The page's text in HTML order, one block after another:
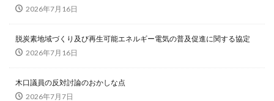
2026年7月16日
脱炭素地域づくり及び再生可能エネルギー電気の普及促進に関する協定
2026年7月16日
木口議員の反対討論のおかしな点
2026年7月7日